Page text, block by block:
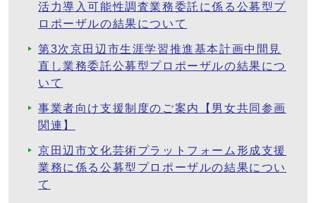
活力導入可能性調査業務委託に係る公募型プ
ロポーザルの結果について
第3次京田辺市生涯学習推進基本計画中間見
直し業務委託公募型プロポーザルの結果につ
いて
事業者向け支援制度のご案内【男女共同参画
関連】
京田辺市文化芸術プラットフォーム形成支援
業務に係る公募型プロポーザルの結果につい
て